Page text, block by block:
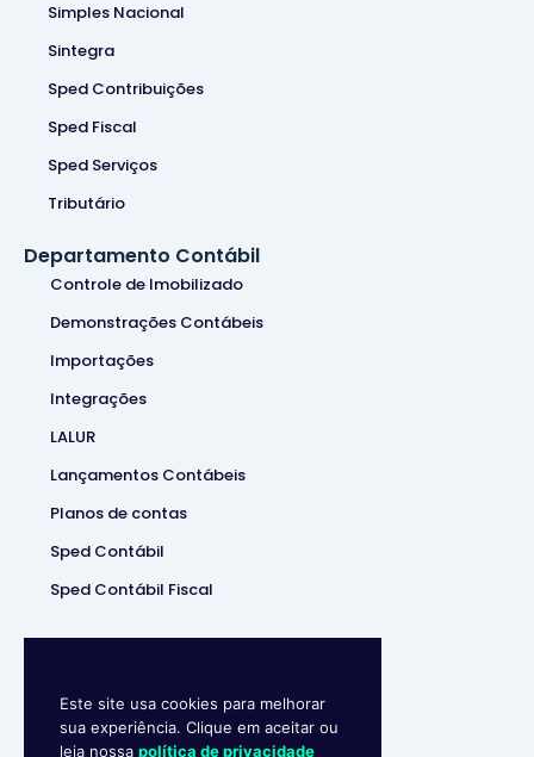
Simples Nacional
Sintegra
Sped Contribuições
Sped Fiscal
Sped Serviços
Tributário
Departamento Contábil
Controle de Imobilizado
Demonstrações Contábeis
Importações
Integrações
LALUR
Lançamentos Contábeis
Planos de contas
Sped Contábil
Sped Contábil Fiscal
Este site usa cookies para melhorar
sua experiência. Clique em aceitar ou
leia nossa política de privacidade